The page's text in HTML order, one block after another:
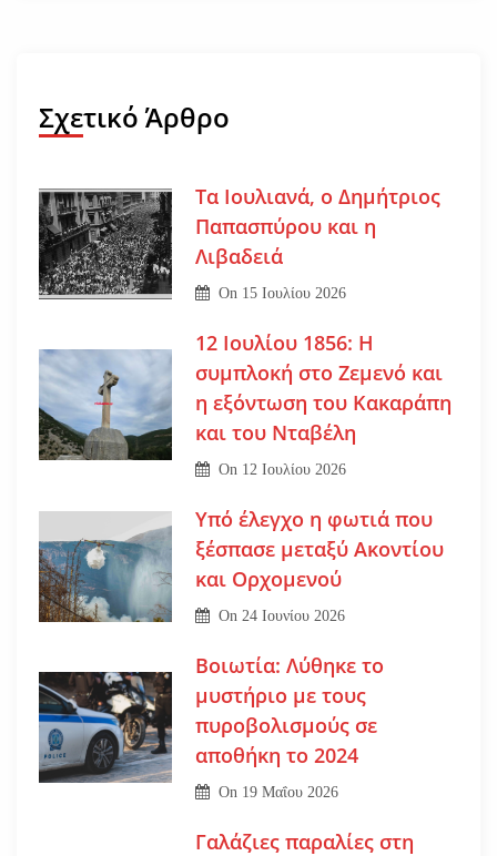
Σχετικό Άρθρο
Τα Ιουλιανά, ο Δημήτριος
Παπασπύρου και η
Λιβαδειά
On 15 Ιουλίου 2026
12 Ιουλίου 1856: Η
συμπλοκή στο Ζεμενό και
η εξόντωση του Κακαράπη
και του Νταβέλη
On 12 Ιουλίου 2026
Υπό έλεγχο η φωτιά που
ξέσπασε μεταξύ Ακοντίου
και Ορχομενού
On 24 Ιουνίου 2026
Βοιωτία: Λύθηκε το
μυστήριο με τους
πυροβολισμούς σε
αποθήκη το 2024
On 19 Μαΐου 2026
Γαλάζιες παραλίες στη